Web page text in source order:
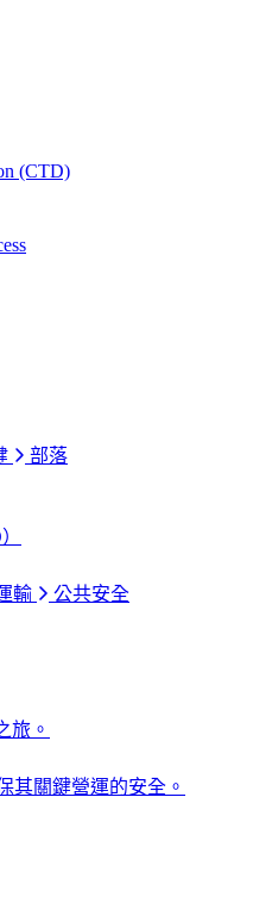
(CTD)
部落
輸 公共安全
旅。
其關鍵營運的安全。